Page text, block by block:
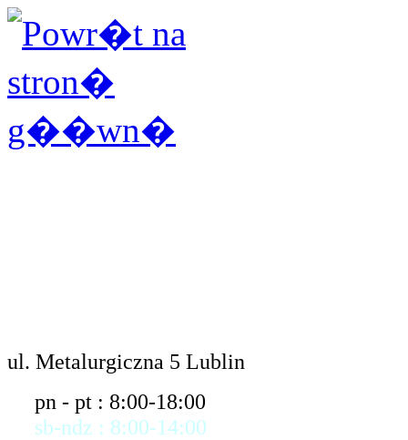
ul. Metalurgiczna 5 Lublin
pn - pt : 8:00-18:00
sb-ndz : 8:00-14:00